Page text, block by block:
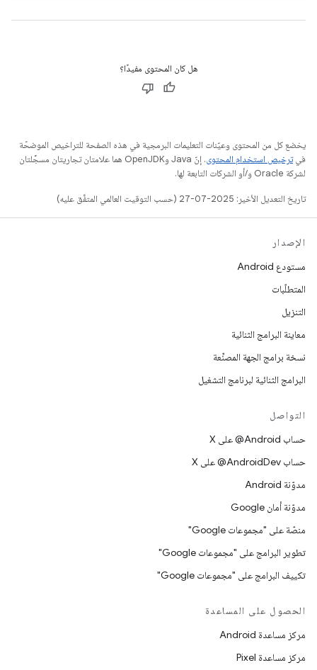
هل كان المحتوى مفيدًا؟
يخضع كل من المحتوى وعيّنات التعليمات البرمجية في هذه الصفحة للتراخيص الموضحّة
فيترخيص استخدام المحتوى
. إنّ Java وOpenJDK هما علامتان تجاريتان مسجَّلتان
لشركة Oracle و/أو الشركات التابعة لها.
تاريخ التعديل الأخير: 2025-07-27 (حسب التوقيت العالمي المتفَّق عليه)
الإصدار
مستودع Android
المتطلّبات
التنزيل
معاينة البرامج الثنائية
نسخة برامج الجهة المصنِّعة
البرامج الثنائية لبرنامج التشغيل
التواصل
حساب ‎@Android على X
حساب ‎@AndroidDev على X
مدوّنة Android
مدوّنة أمان Google
منصّة على "مجموعات Google"
تطوير البرامج على "مجموعات Google"
تكييف البرامج على "مجموعات Google"
الحصول على المساعدة
مركز مساعدة Android
مركز مساعدة Pixel